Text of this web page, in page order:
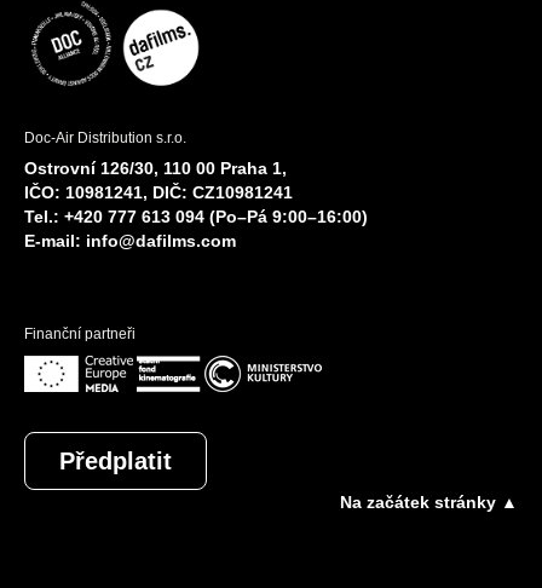
Doc-Air Distribution s.r.o.
Ostrovní 126/30, 110 00 Praha 1,
IČO: 10981241, DIČ: CZ10981241
Tel.: +420 777 613 094 (Po–Pá 9:00–16:00)
E-mail: info@dafilms.com
Finanční partneři
Předplatit
Na začátek stránky ▲